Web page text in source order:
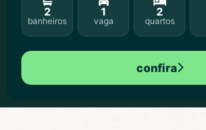
2
banheiros
1
vaga
2
quartos
confira